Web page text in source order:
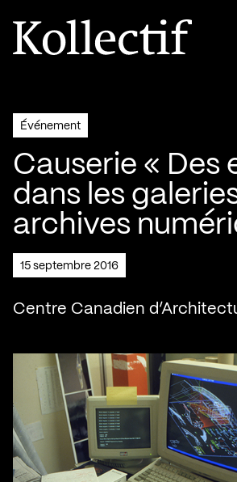
Aller à la page d'accueil
Logo Kollectif
Événement
Causerie « Des
dans les
archives
15 septembre 2016
Centre Canadien